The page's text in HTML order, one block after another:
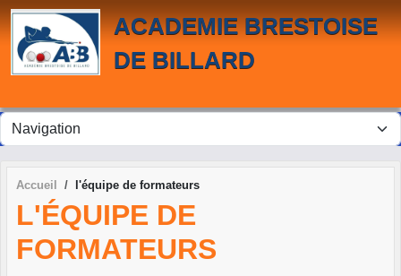
ACADEMIE BRESTOISE
DE BILLARD
Accueil l'équipe de formateurs
L'ÉQUIPE DE
FORMATEURS
Panneau de gestion des cookies